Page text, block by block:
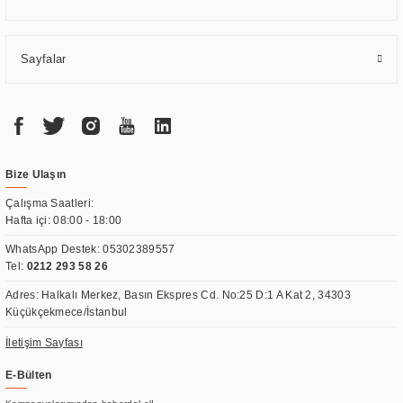
Sayfalar
Bize Ulaşın
Çalışma Saatleri:
Hafta içi: 08:00 - 18:00
WhatsApp Destek:05302389557
Tel: 0212 293 58 26
Adres: Halkalı Merkez, Basın Ekspres Cd. No:25 D:1 A Kat 2, 34303
Küçükçekmece/İstanbul
İletişim Sayfası
E-Bülten